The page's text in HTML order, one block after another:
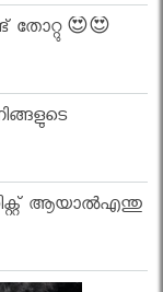
തോറ്റു 😍😍
ആയാൽഎന്തു